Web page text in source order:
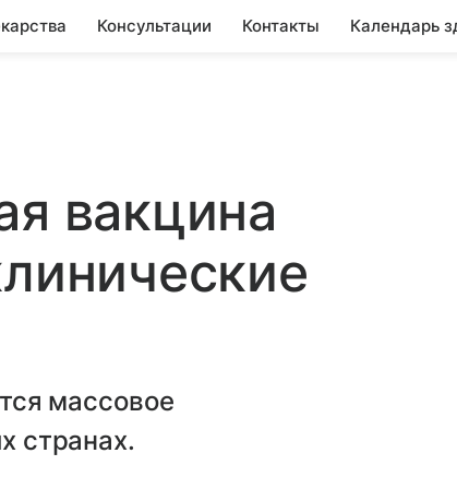
Консультации Контакты Календарь
вакцина
массовое
странах.